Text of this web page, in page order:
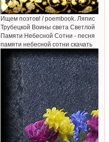
Ищем поэтов! / poembook. Ляпис
Трубецкой Воины света Светлой
Памяти Небесной Сотни - песня
памяти небесной сотни скачать